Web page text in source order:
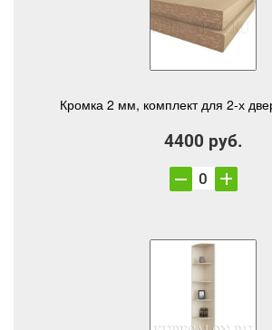
Кромка 2 мм, комплект для 2-х
4400 руб.